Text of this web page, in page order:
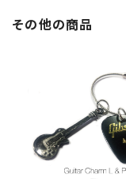
その他の商品